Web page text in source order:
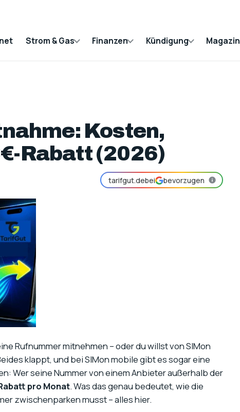
Strom & Gas Finanzen Kündigung Magazin
Kosten,
Rabatt (2026)
tarifgut.debei bevorzugen
Rufnummer mitnehmen – oder du willst von SIMon
klappt, und bei SIMon mobile gibt es sogar eine
Wer seine Nummer von einem Anbieter außerhalb der
pro Monat. Was das genau bedeutet, wie die
zwischenparken musst – alles hier.